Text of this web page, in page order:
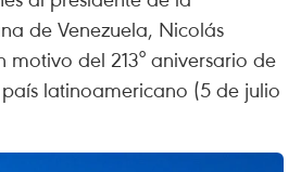
de Venezuela, Nicolás
del 213° aniversario de
latinoamericano (5 de julio